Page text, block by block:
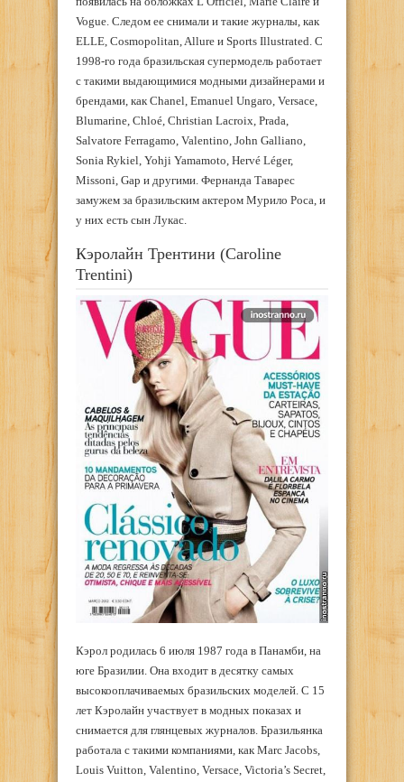
Vogue. Следом ее снимали и такие журналы, как
ELLE, Cosmopolitan, Allure и Sports Illustrated. С
1998-го года бразильская супермодель работает
с такими выдающимися модными дизайнерами и
брендами, как Chanel, Emanuel Ungaro, Versace,
Blumarine, Chloé, Christian Lacroix, Prada,
Salvatore Ferragamo, Valentino, John Galliano,
Sonia Rykiel, Yohji Yamamoto, Hervé Léger,
Missoni, Gap и другими. Фернанда Таварес
замужем за бразильским актером Мурило Роса, и
у них есть сын Лукас.
Кэролайн Трентини (Caroline
Trentini)
Кэрол родилась 6 июля 1987 года в Панамби, на
юге Бразилии. Она входит в десятку самых
высокооплачиваемых бразильских моделей. С 15
лет Кэролайн участвует в модных показах и
снимается для глянцевых журналов. Бразильянка
работала с такими компаниями, как Marc Jacobs,
Louis Vuitton, Valentino, Versace, Victoria’s Secret,